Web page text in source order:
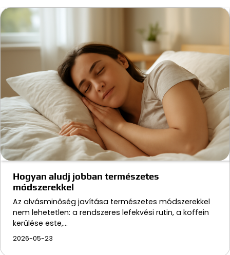
Hogyan aludj jobban természetes
módszerekkel
Az alvásminőség javítása természetes módszerekkel
nem lehetetlen: a rendszeres lefekvési rutin, a koffein
kerülése este,…
2026-05-23